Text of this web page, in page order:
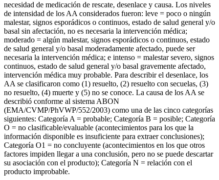
necesidad de medicación de rescate, desenlace y causa. Los niveles
de intensidad de los AA considerados fueron: leve = poco o ningún
malestar, signos esporádicos o continuos, estado de salud general y/o
basal sin afectación, no es necesaria la intervención médica;
moderado = algún malestar, signos esporádicos o continuos, estado
de salud general y/o basal moderadamente afectado, puede ser
necesaria la intervención médica; e intenso = malestar severo, signos
continuos, estado de salud general y/o basal gravemente afectado,
intervención médica muy probable. Para describir el desenlace, los
AA se clasificaron como (1) resuelto, (2) resuelto con secuelas, (3)
no resuelto, (4) muerte y (5) no se conoce. La causa de los AA se
describió conforme al sistema ABON
(EMA/CVMP/PhVWP/552/2003) como una de las cinco categorías
siguientes: Categoría A = probable; Categoría B = posible; Categoría
O = no clasificable/evaluable (acontecimientos para los que la
información disponible es insuficiente para extraer conclusiones);
Categoría O1 = no concluyente (acontecimientos en los que otros
factores impiden llegar a una conclusión, pero no se puede descartar
su asociación con el producto); Categoría N = relación con el
producto improbable.